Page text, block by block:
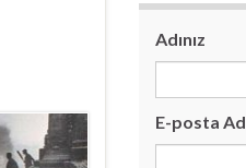
Adınız
E-posta